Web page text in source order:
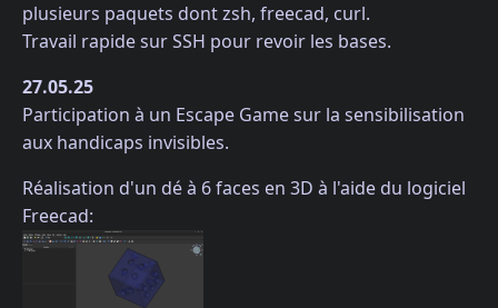
plusieurs paquets dont zsh, freecad, curl.
Travail rapide sur SSH pour revoir les bases.
27.05.25
Participation à un Escape Game sur la sensibilisation
aux handicaps invisibles.
Réalisation d'un dé à 6 faces en 3D à l'aide du logiciel
Freecad: